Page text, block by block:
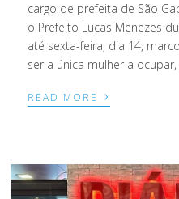
cargo de prefeita de São
o Prefeito Lucas Menezes
até sexta-feira, dia 14,
ser a única mulher a
READ MORE ›